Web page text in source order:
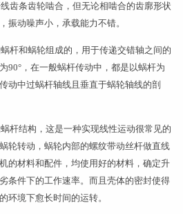
齿条齿轮啮合，但无论相啮合的齿廓形状
振动噪声小，承载能力不错。
杆和蜗轮组成的，用于传递交错轴之间的
90°，在一般蜗杆传动中，都是以蜗杆为
动中过蜗杆轴线且垂直于蜗轮轴线的剖
杆结构，这是一种实现线性运动很常见的
轮转动，蜗轮内部的螺纹带动丝杆做直线
的材料和配件，均使用好的材料，确定升
条件下的工作速率。而且壳体的密封使得
环境下愈长时间的运转。